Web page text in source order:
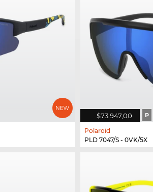
$73.947,00 P
Polaroid
PLD 7047/S - 0VK/5X